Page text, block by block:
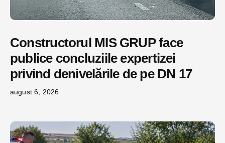
Constructorul MIS GRUP face
publice concluziile expertizei
privind denivelările de pe DN 17
august 6, 2026